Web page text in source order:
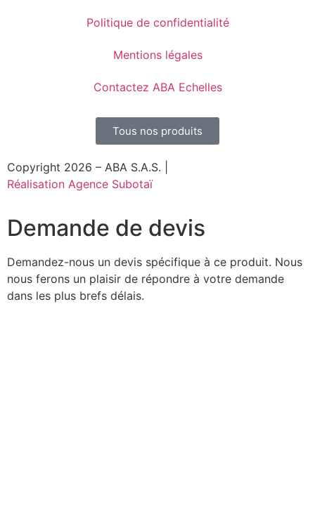
Politique de confidentialité
Mentions légales
Contactez ABA Echelles
Tous nos produits
Copyright 2026 – ABA S.A.S. |
Réalisation Agence Subotaï
Demande de devis
Demandez-nous un devis spécifique à ce produit. Nous
nous ferons un plaisir de répondre à votre demande
dans les plus brefs délais.